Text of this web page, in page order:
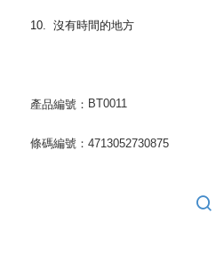
10. 沒有時間的地方
產品編號： BT0011
條碼編號：4713052730875